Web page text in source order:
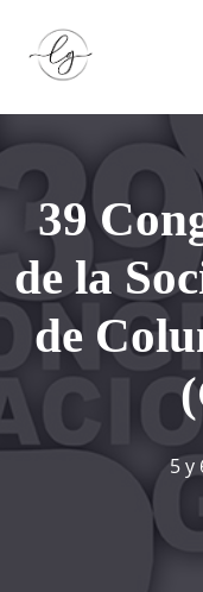
39
de la
de
5 y